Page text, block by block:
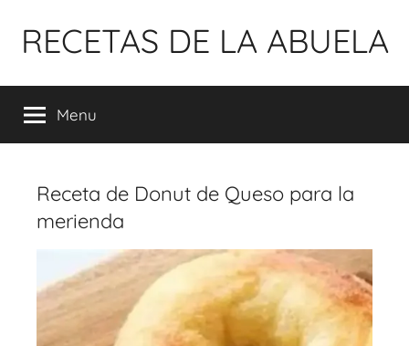
para
conteúdo
RECETAS DE LA ABUELA
Menu
Receta de Donut de Queso para la
merienda